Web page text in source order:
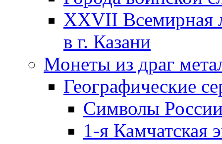
XXVII Всемирная
в г. Казани
Монеты из драг
Географические
Символы
1-я Камчатская